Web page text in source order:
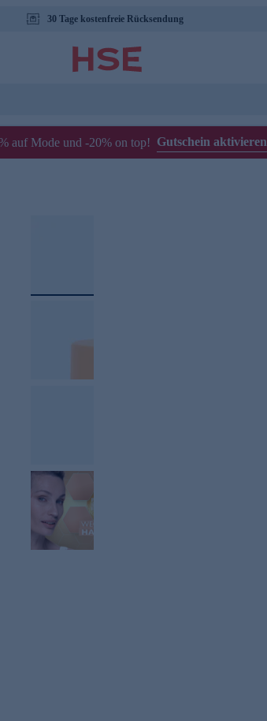
30 Tage kostenfreie Rücksendung
auf Mode und -20% on top! Gutschein aktivieren